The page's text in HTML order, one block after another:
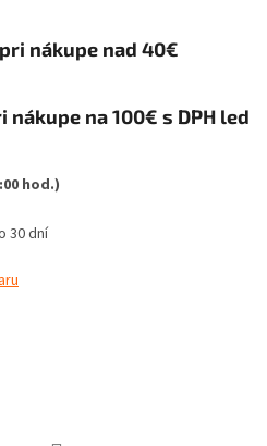
nákupe nad 40€
nákupe na 100€ s DPH led
hod.)
30 dní